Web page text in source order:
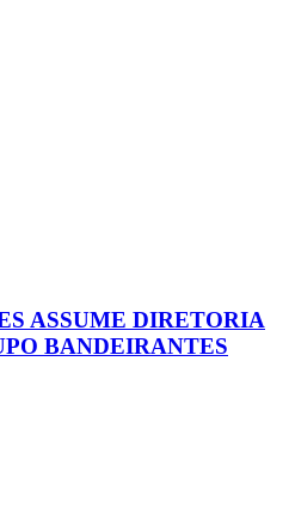
ASSUME DIRETORIA
BANDEIRANTES